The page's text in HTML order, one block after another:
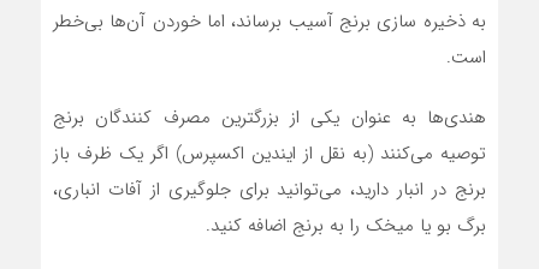
به ذخیره سازی برنج آسیب برساند، اما خوردن آن‌ها بی‌خطر
است.
هندی‌ها به عنوان یکی از بزرگترین مصرف کنندگان برنج
توصیه می‌کنند (به نقل از ایندین اکسپرس) اگر یک ظرف باز
برنج در انبار دارید، می‌توانید برای جلوگیری از آفات انباری،
برگ بو یا میخک را به برنج اضافه کنید.